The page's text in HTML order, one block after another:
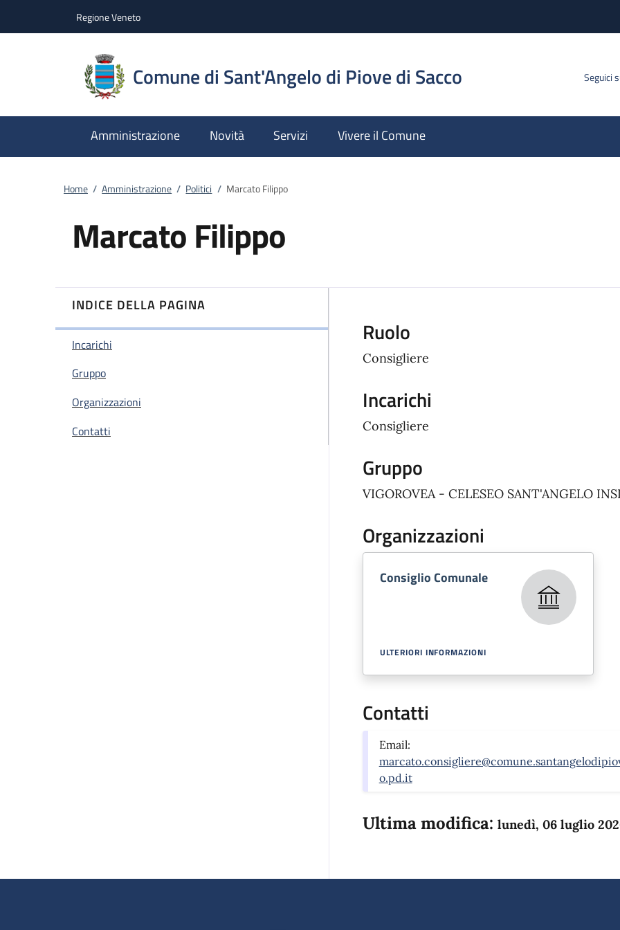
Regione Veneto
Comune di Sant'Angelo di Piove di Sacco Seguici
Amministrazione Novità Servizi Vivere il Comune
Home / Amministrazione / Politici / Marcato Filippo
Marcato Filippo
INDICE DELLA PAGINA
Incarichi
Gruppo
Organizzazioni
Contatti
Ruolo
Consigliere
Incarichi
Consigliere
Gruppo
VIGOROVEA - CELESEO SANT'ANGELO
Organizzazioni
Consiglio Comunale
ULTERIORI INFORMAZIONI
Contatti
Email:
o.pd.it
Ultima modifica: lunedì, 06 luglio